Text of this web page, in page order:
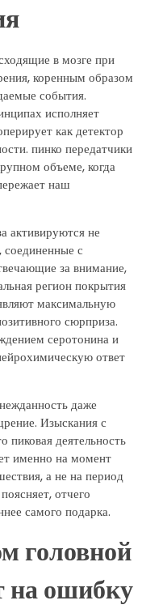
в мозге при
коренным образом
события.
исполняет
как детектор
пинко передатчики
объеме, когда
наш
активируются не
соединенные с
за внимание,
регион покрытия
максимальную
сюрприза.
серотонина и
ответ
даже
Изыскания с
деятельность
именно на момент
а не на период
отчего
самого подарка.
головной
на ошибку